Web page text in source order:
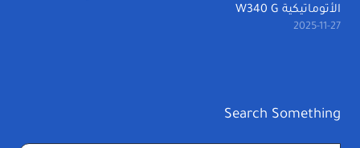
الأتوماتيكية W340 G
2025-11-27
Search Something